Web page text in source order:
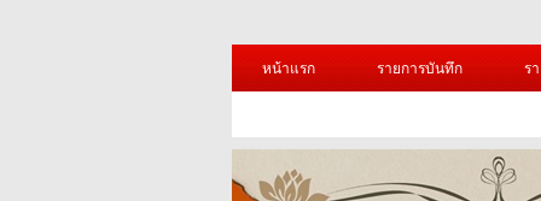
หน้าแรก รายการบันทึก ร